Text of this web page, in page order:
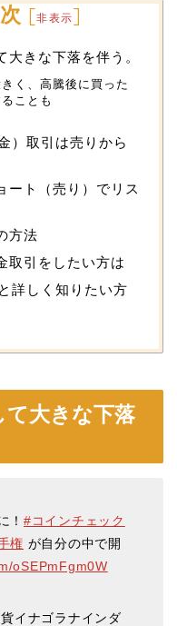
[非表示]
きな下落を伴う。
く、高騰後に買った
ことも
）取引は売りから
ート（売り）でリス
方法
取引をしたい方は
詳しく知りたい方
て大きな下落
！ #コインチェック
権 が自分の中で開
oSEPmFgm0W
イナゴラナインダ